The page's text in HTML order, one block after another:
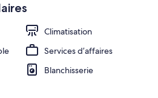
Chambre Deluxe terrasse (pour 2
Climatisation
Services d’affaires
Blanchisserie